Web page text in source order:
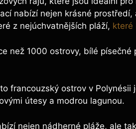
nabízí nejen krásné
z nejúchvatnějších pláží, které
než 1000 ostrovy, bílé
francouzský ostrov v
útesy a modrou lagunou.
nejen nádherné pláže, ale